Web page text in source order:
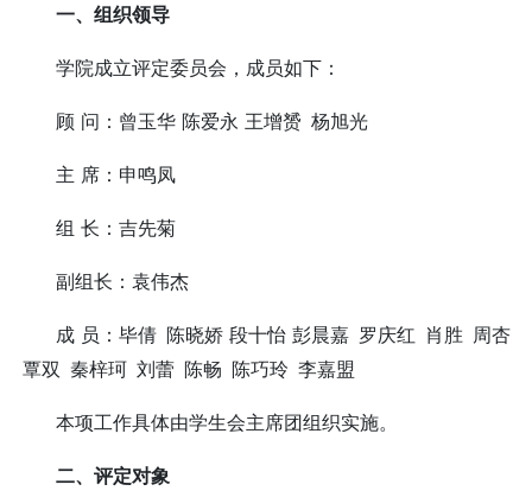
一、组织领导
学院成立评定委员会，成员如下：
顾 问：曾玉华 陈爱永 王增赟 杨旭光
主 席：申鸣凤
组 长：吉先菊
副组长：袁伟杰
成 员：毕倩 陈晓娇 段十怡 彭晨嘉 罗庆红 肖胜
周杏
覃双 秦梓珂 刘蕾 陈畅 陈巧玲 李嘉盟
本项工作具体由学生会主席团组织实施。
二、评定对象